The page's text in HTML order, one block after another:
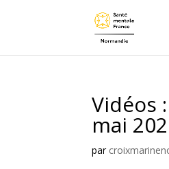
Vidéos
mai
par